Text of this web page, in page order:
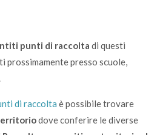
punti di raccolta di questi
prossimamente presso scuole,
di raccolta è possibile trovare
dove conferire le diverse